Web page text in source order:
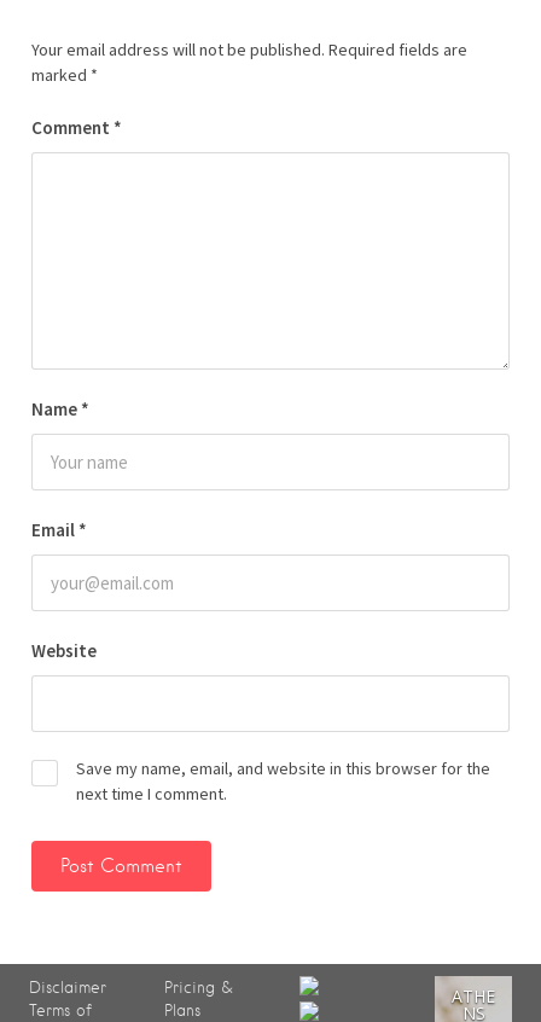
Your email address will not be published. Required fields are
marked *
Comment *
Name *
Email *
Website
Save my name, email, and website in this browser for the
next time I comment.
Disclaimer
Terms of
Pricing &
Plans
ATHE
NS